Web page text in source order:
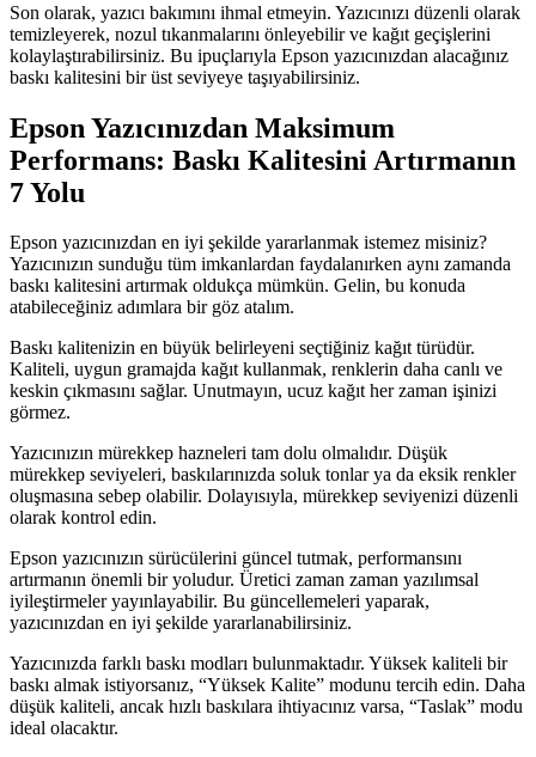
Son olarak, yazıcı bakımını ihmal etmeyin. Yazıcınızı düzenli olarak
temizleyerek, nozul tıkanmalarını önleyebilir ve kağıt geçişlerini
kolaylaştırabilirsiniz. Bu ipuçlarıyla Epson yazıcınızdan alacağınız
baskı kalitesini bir üst seviyeye taşıyabilirsiniz.
Epson Yazıcınızdan Maksimum
Performans: Baskı Kalitesini Artırmanın
7 Yolu
Epson yazıcınızdan en iyi şekilde yararlanmak istemez misiniz?
Yazıcınızın sunduğu tüm imkanlardan faydalanırken aynı zamanda
baskı kalitesini artırmak oldukça mümkün. Gelin, bu konuda
atabileceğiniz adımlara bir göz atalım.
Baskı kalitenizin en büyük belirleyeni seçtiğiniz kağıt türüdür.
Kaliteli, uygun gramajda kağıt kullanmak, renklerin daha canlı ve
keskin çıkmasını sağlar. Unutmayın, ucuz kağıt her zaman işinizi
görmez.
Yazıcınızın mürekkep hazneleri tam dolu olmalıdır. Düşük
mürekkep seviyeleri, baskılarınızda soluk tonlar ya da eksik renkler
oluşmasına sebep olabilir. Dolayısıyla, mürekkep seviyenizi düzenli
olarak kontrol edin.
Epson yazıcınızın sürücülerini güncel tutmak, performansını
artırmanın önemli bir yoludur. Üretici zaman zaman yazılımsal
iyileştirmeler yayınlayabilir. Bu güncellemeleri yaparak,
yazıcınızdan en iyi şekilde yararlanabilirsiniz.
Yazıcınızda farklı baskı modları bulunmaktadır. Yüksek kaliteli bir
baskı almak istiyorsanız, “Yüksek Kalite” modunu tercih edin. Daha
düşük kaliteli, ancak hızlı baskılara ihtiyacınız varsa, “Taslak” modu
ideal olacaktır.